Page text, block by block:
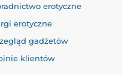
erotyczne
erotyczne
gadżetów
klientów